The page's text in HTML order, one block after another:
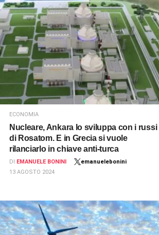
ECONOMIA
Nucleare, Ankara lo sviluppa con i russi
di Rosatom. E in Grecia si vuole
rilanciarlo in chiave anti-turca
DI EMANUELE BONINI
emanuelebonini
13 AGOSTO 2024